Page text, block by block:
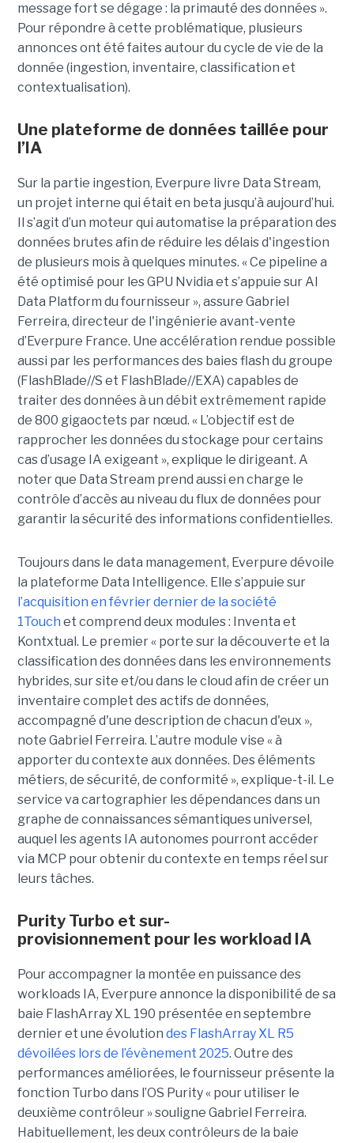
message fort se dégage : la primauté des données ».
Pour répondre à cette problématique, plusieurs
annonces ont été faites autour du cycle de vie de la
donnée (ingestion, inventaire, classification et
contextualisation).
Une plateforme de données taillée pour
l’IA
Sur la partie ingestion, Everpure livre Data Stream,
un projet interne qui était en beta jusqu’à aujourd’hui.
Il s’agit d’un moteur qui automatise la préparation des
données brutes afin de réduire les délais d'ingestion
de plusieurs mois à quelques minutes. « Ce pipeline a
été optimisé pour les GPU Nvidia et s’appuie sur AI
Data Platform du fournisseur », assure Gabriel
Ferreira, directeur de l'ingénierie avant-vente
d’Everpure France. Une accélération rendue possible
aussi par les performances des baies flash du groupe
(FlashBlade//S et FlashBlade//EXA) capables de
traiter des données à un débit extrêmement rapide
de 800 gigaoctets par nœud. « L’objectif est de
rapprocher les données du stockage pour certains
cas d’usage IA exigeant », explique le dirigeant. A
noter que Data Stream prend aussi en charge le
contrôle d’accès au niveau du flux de données pour
garantir la sécurité des informations confidentielles.
Toujours dans le data management, Everpure dévoile
la plateforme Data Intelligence. Elle s’appuie sur
l’acquisition en février dernier de la société
1Touch et comprend deux modules : Inventa et
Kontxtual. Le premier « porte sur la découverte et la
classification des données dans les environnements
hybrides, sur site et/ou dans le cloud afin de créer un
inventaire complet des actifs de données,
accompagné d'une description de chacun d'eux »,
note Gabriel Ferreira. L’autre module vise « à
apporter du contexte aux données. Des éléments
métiers, de sécurité, de conformité », explique-t-il. Le
service va cartographier les dépendances dans un
graphe de connaissances sémantiques universel,
auquel les agents IA autonomes pourront accéder
via MCP pour obtenir du contexte en temps réel sur
leurs tâches.
Purity Turbo et sur-
provisionnement pour les workload IA
Pour accompagner la montée en puissance des
workloads IA, Everpure annonce la disponibilité de sa
baie FlashArray XL 190 présentée en septembre
dernier et une évolution des FlashArray XL R5
dévoilées lors de l’évènement 2025. Outre des
performances améliorées, le fournisseur présente la
fonction Turbo dans l’OS Purity « pour utiliser le
deuxième contrôleur » souligne Gabriel Ferreira.
Habituellement, les deux contrôleurs de la baie